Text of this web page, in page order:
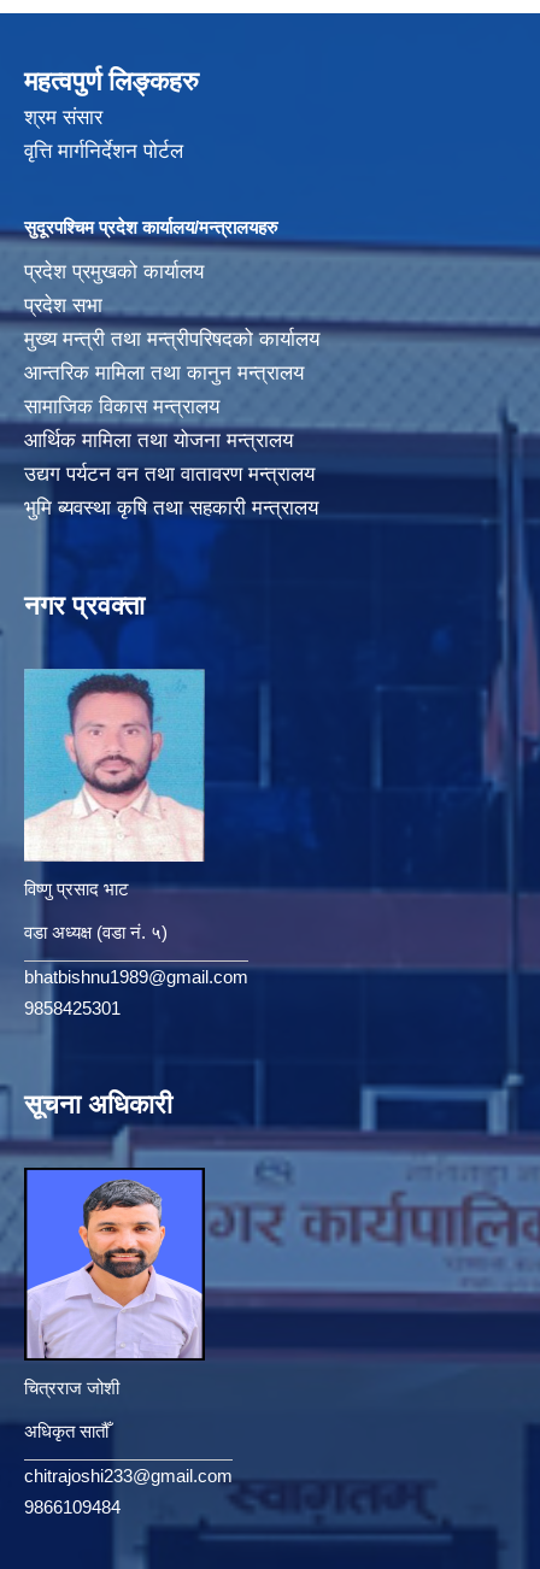
महत्वपुर्ण लिङ्कहरु
श्रम संसार
वृत्ति मार्गनिर्देशन पोर्टल
सुदूरपश्चिम प्रदेश कार्यालय/मन्त्रालयहरु
प्रदेश प्रमुखको कार्यालय
प्रदेश सभा
मुख्य मन्त्री तथा मन्त्रीपरिषदको कार्यालय
आन्तरिक मामिला तथा कानुन मन्त्रालय
सामाजिक विकास मन्त्रालय
आर्थिक मामिला तथा योजना मन्त्रालय
उद्यग पर्यटन वन तथा वातावरण मन्त्रालय
भुमि ब्यवस्था कृषि तथा सहकारी मन्त्रालय
नगर प्रवक्ता
विष्णु प्रसाद भाट
वडा अध्यक्ष (वडा नं. ५)
bhatbishnu1989@gmail.com
9858425301
सूचना अधिकारी
चित्रराज जोशी
अधिकृत सातौँ
chitrajoshi233@gmail.com
9866109484